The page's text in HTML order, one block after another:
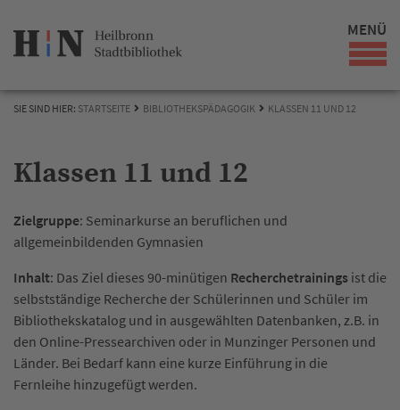
MENÜ
SIE SIND HIER: STARTSEITE BIBLIOTHEKSPÄDAGOGIK KLASSEN 11 UND 12
Klassen 11 und 12
Zielgruppe: Seminarkurse an beruflichen und
allgemeinbildenden Gymnasien
Inhalt: Das Ziel dieses 90-minütigen Recherchetrainings ist die
selbstständige Recherche der Schülerinnen und Schüler im
Bibliothekskatalog und in ausgewählten Datenbanken, z.B. in
den Online-Pressearchiven oder in Munzinger Personen und
Länder. Bei Bedarf kann eine kurze Einführung in die
Fernleihe hinzugefügt werden.